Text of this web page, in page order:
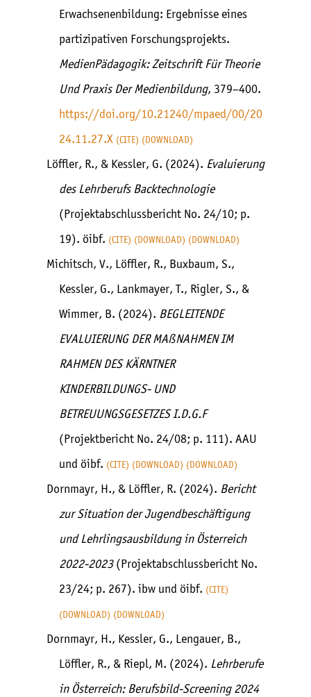
Erwachsenenbildung: Ergebnisse eines
partizipativen Forschungsprojekts.
MedienPädagogik: Zeitschrift Für Theorie
Und Praxis Der Medienbildung, 379–400.
https://doi.org/10.21240/mpaed/00/20
24.11.27.X
CITE DOWNLOAD
Löffler, R., & Kessler, G. (2024). Evaluierung
des Lehrberufs Backtechnologie
(Projektabschlussbericht No. 24/10; p.
19). öibf.
CITE DOWNLOAD DOWNLOAD
Michitsch, V., Löffler, R., Buxbaum, S.,
Kessler, G., Lankmayer, T., Rigler, S., &
Wimmer, B. (2024). BEGLEITENDE
EVALUIERUNG DER MAßNAHMEN IM
RAHMEN DES KÄRNTNER
KINDERBILDUNGS- UND
BETREUUNGSGESETZES I.D.G.F
(Projektbericht No. 24/08; p. 111). AAU
und öibf.
CITE DOWNLOAD DOWNLOAD
Dornmayr, H., & Löffler, R. (2024). Bericht
zur Situation der Jugendbeschäftigung
und Lehrlingsausbildung in Österreich
2022-2023(Projektabschlussbericht No.
23/24; p. 267). ibw und öibf.
CITE
DOWNLOAD DOWNLOAD
Dornmayr, H., Kessler, G., Lengauer, B.,
Löffler, R., & Riepl, M. (2024). Lehrberufe
in Österreich: Berufsbild-Screening 2024